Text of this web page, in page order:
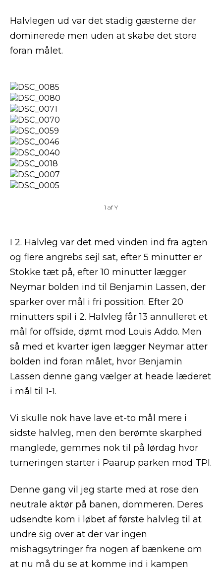
Halvlegen ud var det stadig gæsterne der
dominerede men uden at skabe det store
foran målet.
1 af Y
I 2. Halvleg var det med vinden ind fra agten
og flere angrebs sejl sat, efter 5 minutter er
Stokke tæt på, efter 10 minutter lægger
Neymar bolden ind til Benjamin Lassen, der
sparker over mål i fri possition. Efter 20
minutters spil i 2. Halvleg får 13 annulleret et
mål for offside, dømt mod Louis Addo. Men
så med et kvarter igen lægger Neymar atter
bolden ind foran målet, hvor Benjamin
Lassen denne gang vælger at heade læderet
i mål til 1-1.
Vi skulle nok have lave et-to mål mere i
sidste halvleg, men den berømte skarphed
manglede, gemmes nok til på lørdag hvor
turneringen starter i Paarup parken mod TPI.
Denne gang vil jeg starte med at rose den
neutrale aktør på banen, dommeren. Deres
udsendte kom i løbet af første halvleg til at
undre sig over at der var ingen
mishagsytringer fra nogen af bænkene om
at nu må du se at komme ind i kampen